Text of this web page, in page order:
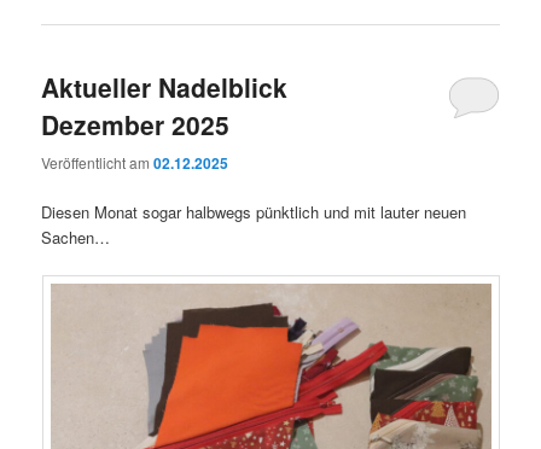
Aktueller Nadelblick
Dezember 2025
Veröffentlicht am02.12.2025
Diesen Monat sogar halbwegs pünktlich und mit lauter neuen
Sachen…